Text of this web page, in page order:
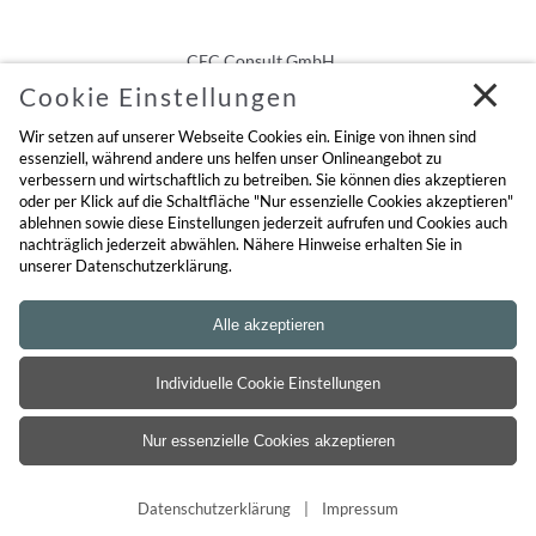
CEC Consult GmbH
Am Kirschgarten 7
94127 Neuburg am Inn
Impressum
Datenschutz
Cookie Einstellungen
Wir setzen auf unserer Webseite Cookies ein. Einige von ihnen sind
essenziell, während andere uns helfen unser Onlineangebot zu
verbessern und wirtschaftlich zu betreiben. Sie können dies akzeptieren
oder per Klick auf die Schaltfläche "Nur essenzielle Cookies akzeptieren"
ablehnen sowie diese Einstellungen jederzeit aufrufen und Cookies auch
nachträglich jederzeit abwählen. Nähere Hinweise erhalten Sie in
unserer Datenschutzerklärung.
Individuelle Cookie Einstellungen
Datenschutzerklärung Impressum